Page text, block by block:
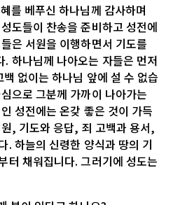
를 베푸신 하나님께 감사하며
도들이 찬송을 준비하고 성전에
은 서원을 이행하면서 기도를
하나님께 나아오는 자들은 먼저
없이는 하나님 앞에 설 수 없습
으로 그분께 가까이 나아가는
성전에는 온갖 좋은 것이 가득
, 기도와 응답, 죄 고백과 용서,
. 하늘의 신령한 양식과 땅의 기
터 채워집니다. 그러기에 성도는